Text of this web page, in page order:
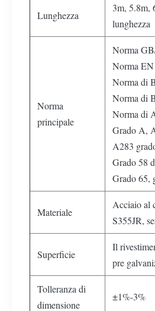
Lunghezza
3m, 5.8m,
lunghezza
Norma
principale
Norma
Norma
Norma di
Norma di
Norma di
Grado A,
A283
Grado 58
Grado 65,
Materiale
Acciaio al
S355JR,
Superficie
Il
pre
Tolleranza di
dimensione
±1%-3%